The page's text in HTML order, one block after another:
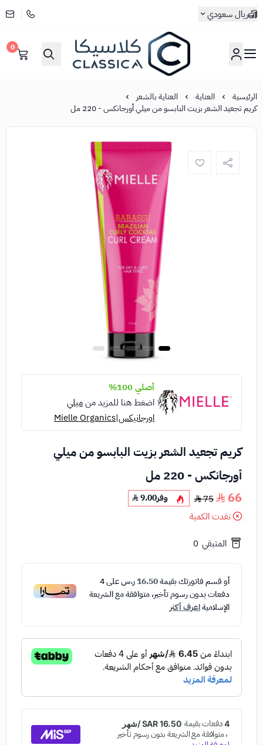
ريال سعودي
كلاسيكا
0
الرئيسية العناية
العناية بالشعر
كريم تجعيد الشعر بزيت البابسو من ميلي أورجانكس - 220 مل
أصلي 100%
اضغط هنا للمزيد منميلي
اورجانيكس|Mielle Organics
كريم تجعيد الشعر بزيت البابسو من ميلي
أورجانكس - 220 مل
66
75 وفر9.00
نفدت الكمية
المتبقي 0
أو قسم فاتورتك بقيمة16.50 ر.س على4
دفعات بدون رسوم تأخير، متوافقة مع الشريعة
الإسلاميةاعرف أكثر